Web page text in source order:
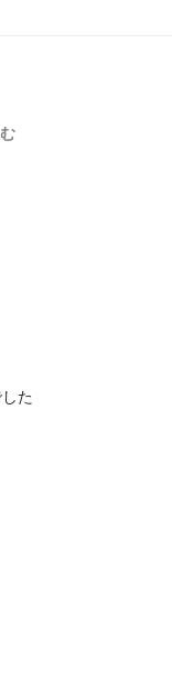
た